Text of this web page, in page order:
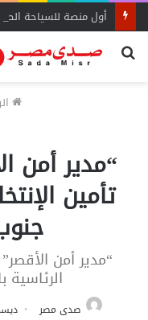
أول منصة للسياحة
بحث
“مدير أمن
تأمين
“مدير أمن
صدى مصر ديسمبر